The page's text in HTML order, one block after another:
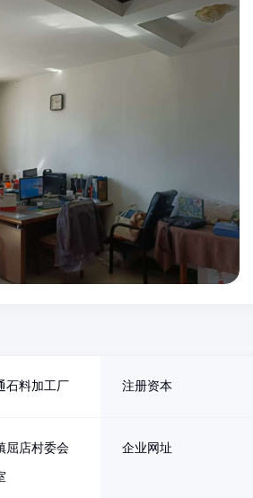
石料加工厂 注册资本
屈店村委会 企业网址